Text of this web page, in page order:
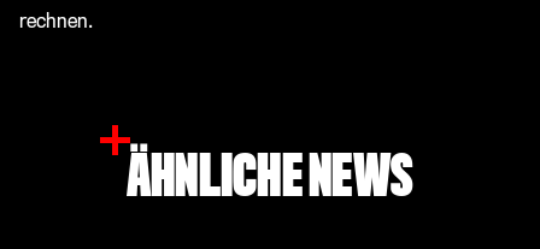
rechnen.
ÄHNLICHE NEWS